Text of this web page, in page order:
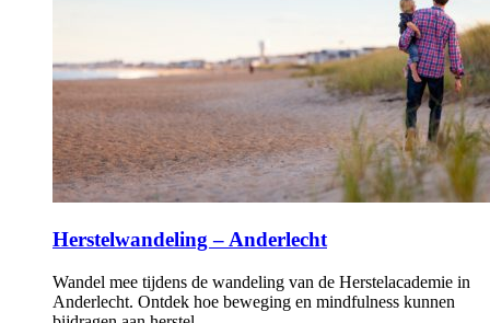
Herstelwandeling – Anderlecht
Wandel mee tijdens de wandeling van de Herstelacademie in
Anderlecht. Ontdek hoe beweging en mindfulness kunnen